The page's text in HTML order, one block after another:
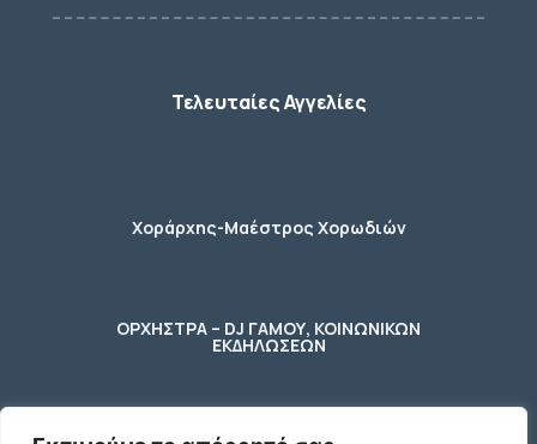
Τελευταίες Αγγελίες
Χοράρχης-Μαέστρος Χορωδιών
ΟΡΧΗΣΤΡΑ – DJ ΓΑΜΟΥ, ΚΟΙΝΩΝΙΚΩΝ
ΕΚΔΗΛΩΣΕΩΝ